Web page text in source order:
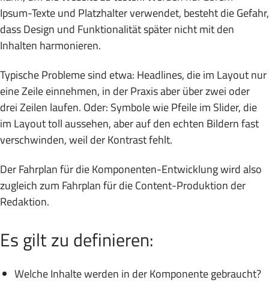
Ipsum-Texte und Platzhalter verwendet, besteht die Gefahr,
dass Design und Funktionalität später nicht mit den
Inhalten harmonieren.
Typische Probleme sind etwa: Headlines, die im Layout nur
eine Zeile einnehmen, in der Praxis aber über zwei oder
drei Zeilen laufen. Oder: Symbole wie Pfeile im Slider, die
im Layout toll aussehen, aber auf den echten Bildern fast
verschwinden, weil der Kontrast fehlt.
Der Fahrplan für die Komponenten-Entwicklung wird also
zugleich zum Fahrplan für die Content-Produktion der
Redaktion.
Es gilt zu definieren:
Welche Inhalte werden in der Komponente gebraucht?